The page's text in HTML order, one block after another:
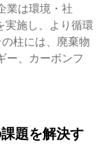
業は環境・社
実施し、より循環
柱には、廃棄物
ー、カーボンフ
題を解決す